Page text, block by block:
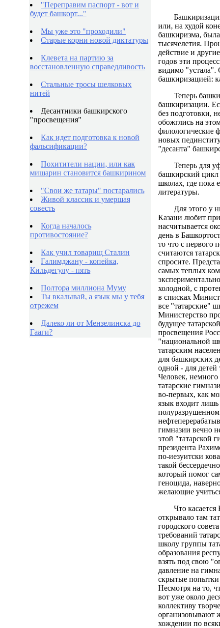
"Переправим паспорт - вот и
будет башкорт..."
Мы уже это "проходили"
Старые корни новой диктатуры
Клевета на партию за
восстановленную справедливость
Стальные тросы шелковых
нитей
Десантники башкирского
"просвещения"
Как идет подготовка к новой
фальсификации?
Похитители нации, или как
мишарин становится башкирином
"Свои же татары" постарались
Живой классик и умершая
совесть
Когда началось
противостояние?
Как учил товарищ Сталин
Галимджану - копейка,
Кильдегулу - пять
Полтора миллиона Муму
Ты вкалывай, а язык мы у тебя
отрежем
Далеко ли от Мензелинска до
Гааги?
или, на худой
башкиризма, была
тысячелетия.
действие и
годов эти
видимо "устала".
башкиризацией:
Теперь
башкиризации.
без подготовки,
обожглись на
филологические
новых
"десанта"
Теперь для
башкирский цикл
школах, где пока
литературы.
Для этого у
Казани любит
насчитывается
день в
то что с первого
считаются
спросите.
самых теплых
холодной, с
в списках
все "татарские"
Министерство
будущее
просвещения
"национальной
татарским
для башкирских
одной - для
Человек,
татарские
во-первых, как
язык входит
гимназии вечно
этой "татарской
президента
по-иезуитски
такой
который помог
геноцида,
желающие
Что
открывало там
городского
требований
школу группы
образования
взять под свою
давление на
скрытые попытки
Несмотря на то,
вот уже около
коллективу
организовывают
хождении по